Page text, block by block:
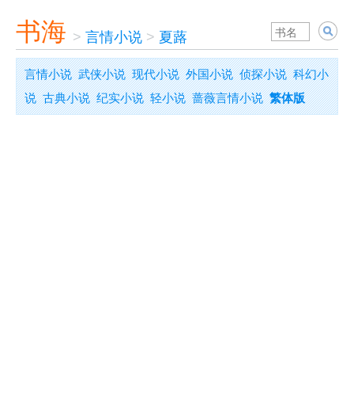
书海 > 言情小说 > 夏蕗
言情小说 武侠小说 现代小说 外国小说 侦探小说 科幻小
说 古典小说 纪实小说 轻小说 蔷薇言情小说 繁体版